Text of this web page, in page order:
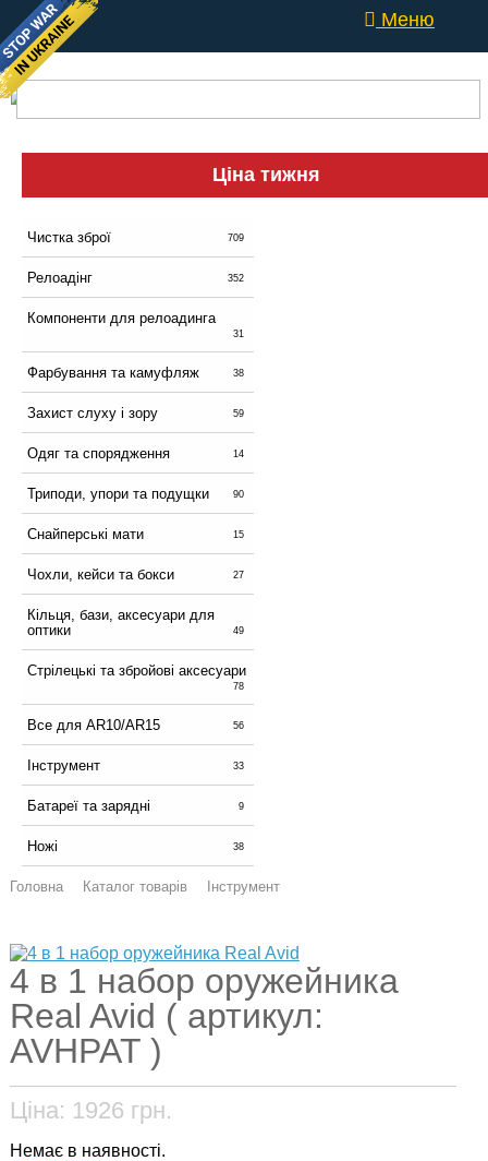
Меню
Ціна тижня
Чистка зброї 709
Релоадінг 352
Компоненти для релоадинга
31
Фарбування та камуфляж 38
Захист слуху і зору 59
Одяг та спорядження 14
Триподи, упори та подущки 90
Снайперські мати 15
Чохли, кейси та бокси 27
Кільця, бази, аксесуари для
оптики
49
Стрілецькі та збройові аксесуари
78
Все для AR10/AR15 56
Інструмент 33
Батареї та зарядні 9
Ножі 38
Головна Каталог товарів Інструмент
4 в 1 набор оружейника
Real Avid ( артикул:
AVHPAT )
Ціна: 1926 грн.
Немає в наявності.